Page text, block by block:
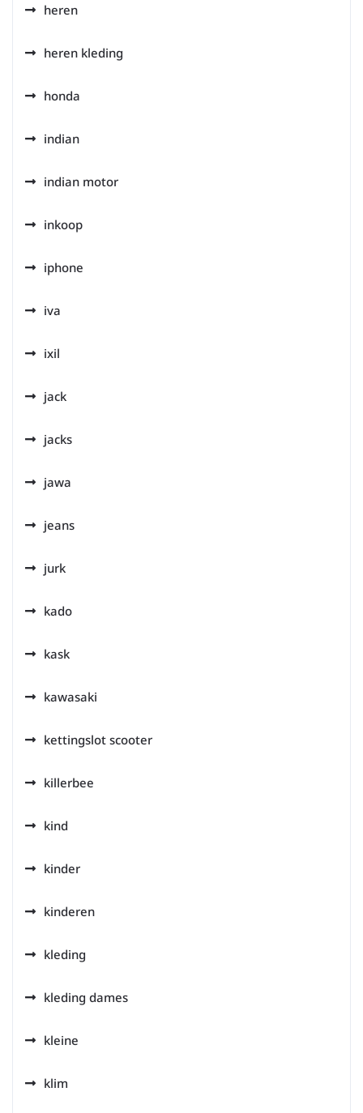
heren
heren kleding
honda
indian
indian motor
inkoop
iphone
iva
ixil
jack
jacks
jawa
jeans
jurk
kado
kask
kawasaki
kettingslot scooter
killerbee
kind
kinder
kinderen
kleding
kleding dames
kleine
klim